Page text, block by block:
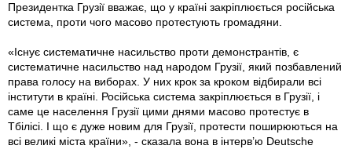
Президентка Грузії вважає, що у країні закріплюється російська
система, проти чого масово протестують громадяни.
«Існує систематичне насильство проти демонстрантів, є
систематичне насильство над народом Грузії, який позбавлений
права голосу на виборах. У них крок за кроком відбирали всі
інститути в країні. Російська система закріплюється в Грузії, і
саме це населення Грузії цими днями масово протестує в
Тбілісі. І що є дуже новим для Грузії, протести поширюються на
всі великі міста країни», - сказала вона в інтерв’ю Deutsche